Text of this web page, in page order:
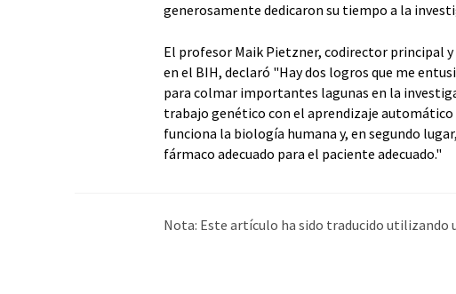
generosamente dedicaron su tiempo a la
El profesor Maik Pietzner, codirector principal
en el BIH, declaró "Hay dos logros que me
para colmar importantes lagunas en la
trabajo genético con el aprendizaje
funciona la biología humana y, en segundo
fármaco adecuado para el paciente adecuado."
Nota: Este artículo ha sido traducido